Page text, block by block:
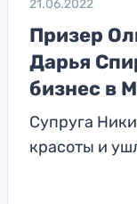
21.06.2022
Призер
Дарья
бизнес в
Супруга
красоты и